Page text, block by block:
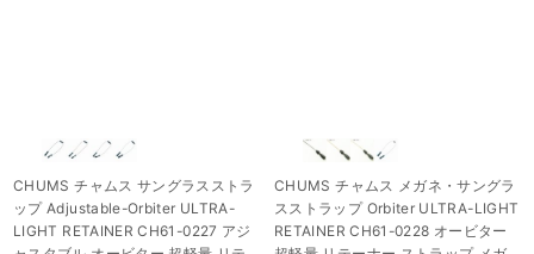
CHUMS チャムス サングラスストラ
ップ Adjustable-Orbiter ULTRA-
LIGHT RETAINER CH61-0227 アジ
CHUMS チャムス メガネ・サングラ
スストラップ Orbiter ULTRA-LIGHT
RETAINER CH61-0228 オービター